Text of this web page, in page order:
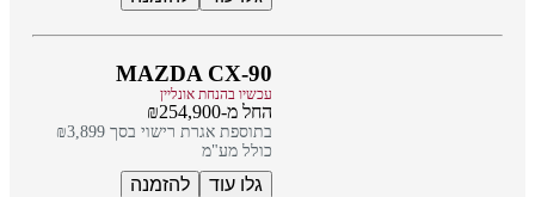
MAZDA CX-90
עכשיו בהנחת אונליין
החל מ-₪254,900
בתוספת אגרת רישוי בסך ₪3,899
כולל מע"מ
גלו עוד להזמנה